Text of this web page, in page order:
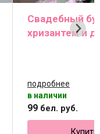
Свадебный
хризантем и
подробнее
в наличии
99 бел. руб.
Купить!